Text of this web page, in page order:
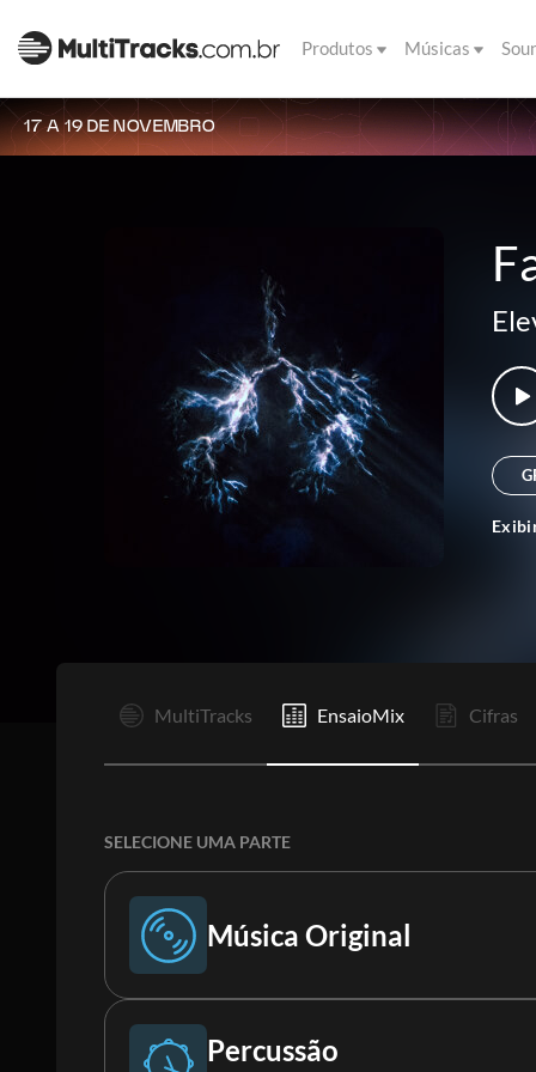
Produtos Músicas
17 A 19 DE NOVEMBRO
MultiTracks EnsaioMix Cifras
SELECIONE UMA PARTE
Música Original
Música Original
Percussão